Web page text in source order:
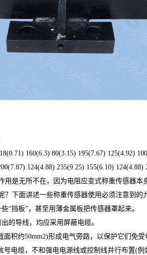
160(6.3) 80(3.15) 195(7.67) 125(4.92)
124(4.88) 235(9.25) 155(6.10) 124(4.88)
用是无所不在，因为电阻应变式称重传感器
？下面讲述一些称重传感器使用必须注意到的
“挡板”，甚至用薄金属板把传感器罩起来。
的导线，均应采用屏蔽电缆。
面积约50mm2)形成电气旁路，以保护它们免
号电缆，不和强电电源线或控制线并行布置(例